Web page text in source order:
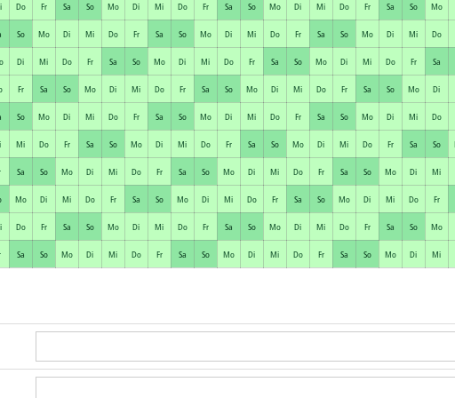
Do Fr Sa So Mo Di Mi Do Fr Sa So Mo Di Mi Do Fr Sa So Mo
So Mo Di Mi Do Fr Sa So Mo Di Mi Do Fr Sa So Mo Di Mi Do
Di Mi Do Fr Sa So Mo Di Mi Do Fr Sa So Mo Di Mi Do Fr Sa
Fr Sa So Mo Di Mi Do Fr Sa So Mo Di Mi Do Fr Sa So Mo Di
So Mo Di Mi Do Fr Sa So Mo Di Mi Do Fr Sa So Mo Di Mi Do
Mi Do Fr Sa So Mo Di Mi Do Fr Sa So Mo Di Mi Do Fr Sa So
Sa So Mo Di Mi Do Fr Sa So Mo Di Mi Do Fr Sa So Mo Di Mi
Mo Di Mi Do Fr Sa So Mo Di Mi Do Fr Sa So Mo Di Mi Do Fr
Do Fr Sa So Mo Di Mi Do Fr Sa So Mo Di Mi Do Fr Sa So Mo
Sa So Mo Di Mi Do Fr Sa So Mo Di Mi Do Fr Sa So Mo Di Mi